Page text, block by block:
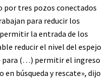
por tres pozos conectados
para reducir los
la entrada de los
reducir el nivel del espejo
para (…) permitir el ingreso
búsqueda y rescate», dijo